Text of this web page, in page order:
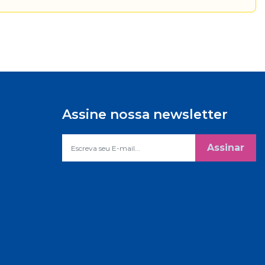
Assine nossa newsletter
Assinar